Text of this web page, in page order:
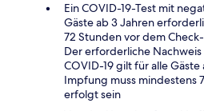
Ein COVID-19-Test mit
Gäste ab 3 Jahren
72 Stunden vor dem
Der erforderliche
COVID-19 gilt für alle
Impfung muss mindestens
erfolgt sein